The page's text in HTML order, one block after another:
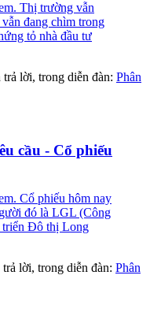
Thị trường vẫn
đang chìm trong
tỏ nhà đầu tư
trả lời, trong diễn đàn: Phân
cầu - Cổ phiếu
Cổ phiếu hôm nay
đó là LGL (Công
triển Đô thị Long
trả lời, trong diễn đàn: Phân